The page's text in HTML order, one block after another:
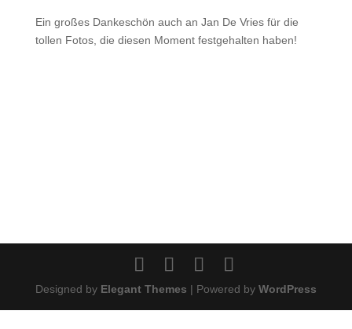
Ein großes Dankeschön auch an Jan De Vries für die
tollen Fotos, die diesen Moment festgehalten haben!
Designed by Elegant Themes | Powered by WordPress